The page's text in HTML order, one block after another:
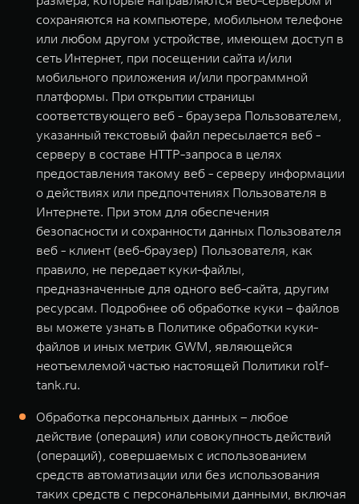
сохраняются на компьютере, мобильном телефоне
или любом другом устройстве, имеющем доступ в
сеть Интернет, при посещении сайта и/или
мобильного приложения и/или программной
платформы. При открытии страницы
соответствующего веб - браузера Пользователем,
указанный текстовый файл пересылается веб -
серверу в составе HTTP-запроса в целях
предоставления такому веб - серверу информации
о действиях или предпочтениях Пользователя в
Интернете. При этом для обеспечения
безопасности и сохранности данных Пользователя
веб - клиент (веб-браузер) Пользователя, как
правило, не передает куки-файлы,
предназначенные для одного веб-сайта, другим
ресурсам. Подробнее об обработке куки – файлов
вы можете узнать в Политике обработки куки-
файлов и иных метрик GWM, являющейся
неотъемлемой частью настоящей Политики rolf-
tank.ru.
Обработка персональных данных – любое
действие (операция) или совокупность действий
(операций), совершаемых с использованием
средств автоматизации или без использования
таких средств с персональными данными, включая